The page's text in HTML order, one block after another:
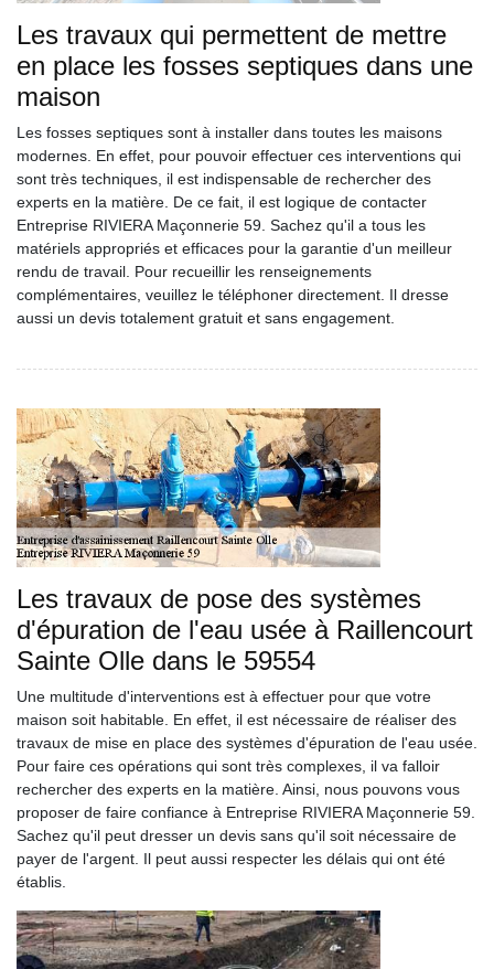
Les travaux qui permettent de mettre
en place les fosses septiques dans une
maison
Les fosses septiques sont à installer dans toutes les maisons
modernes. En effet, pour pouvoir effectuer ces interventions qui
sont très techniques, il est indispensable de rechercher des
experts en la matière. De ce fait, il est logique de contacter
Entreprise RIVIERA Maçonnerie 59. Sachez qu'il a tous les
matériels appropriés et efficaces pour la garantie d'un meilleur
rendu de travail. Pour recueillir les renseignements
complémentaires, veuillez le téléphoner directement. Il dresse
aussi un devis totalement gratuit et sans engagement.
Les travaux de pose des systèmes
d'épuration de l'eau usée à Raillencourt
Sainte Olle dans le 59554
Une multitude d'interventions est à effectuer pour que votre
maison soit habitable. En effet, il est nécessaire de réaliser des
travaux de mise en place des systèmes d'épuration de l'eau usée.
Pour faire ces opérations qui sont très complexes, il va falloir
rechercher des experts en la matière. Ainsi, nous pouvons vous
proposer de faire confiance à Entreprise RIVIERA Maçonnerie 59.
Sachez qu'il peut dresser un devis sans qu'il soit nécessaire de
payer de l'argent. Il peut aussi respecter les délais qui ont été
établis.